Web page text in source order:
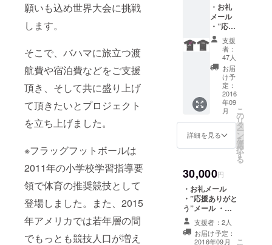
願いも込め世界大会に挑戦
します。
そこで、バハマに旅立つ渡
航費や宿泊費などをご支援
頂き、そして共に盛り上げ
て頂きたいとプロジェクト
を立ち上げました。
※フラッグフットボールは
2011年の小学校学習指導要
領で体育の推奨競技として
登場しました。また、2015
年アメリカでは若年層の間
でもっとも競技人口が増え
・お礼
メール
・”応援
ありが
と
う”メー
ル ・オ
リジナ
ルTシャ
ツ （※
色、デ
ザイ
ン、形
等は変
更にな
る場合
ます）
支援
者：
47人
お届
け予
定：
2016
年09
月
詳細を見る
こ
の
リ
タ
ー
ン
を
選
択
す
る
30,000円
・お礼メール
・”応援ありがと
う”メール ・現
地レポート ・オ
リジナルトート
バック ・オリジ
支援者：2人
お届け予定：
2016年09月
こ